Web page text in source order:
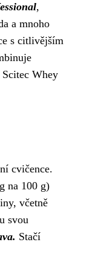
,
a mnoho
s citlivějším
Whey
cvičence.
na 100 g)
včetně
svou
Stačí